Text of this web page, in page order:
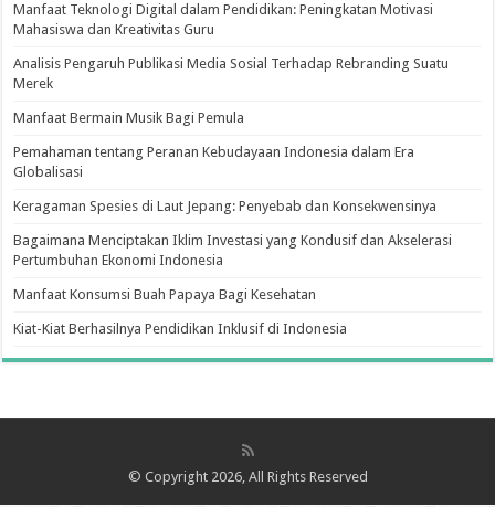
Manfaat Teknologi Digital dalam Pendidikan: Peningkatan Motivasi
Mahasiswa dan Kreativitas Guru
Analisis Pengaruh Publikasi Media Sosial Terhadap Rebranding Suatu
Merek
Manfaat Bermain Musik Bagi Pemula
Pemahaman tentang Peranan Kebudayaan Indonesia dalam Era
Globalisasi
Keragaman Spesies di Laut Jepang: Penyebab dan Konsekwensinya
Bagaimana Menciptakan Iklim Investasi yang Kondusif dan Akselerasi
Pertumbuhan Ekonomi Indonesia
Manfaat Konsumsi Buah Papaya Bagi Kesehatan
Kiat-Kiat Berhasilnya Pendidikan Inklusif di Indonesia
© Copyright 2026, All Rights Reserved